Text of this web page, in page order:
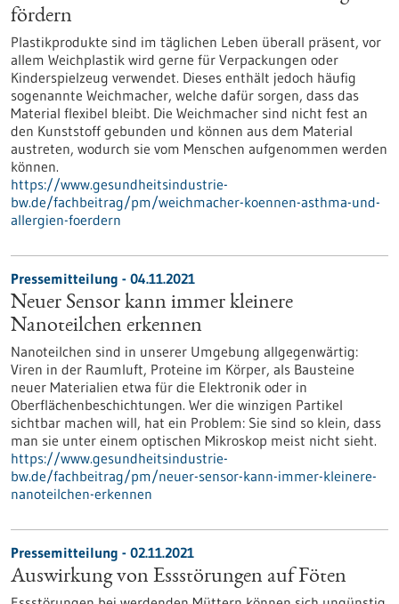
fördern
Plastikprodukte sind im täglichen Leben überall präsent, vor
allem Weichplastik wird gerne für Verpackungen oder
Kinderspielzeug verwendet. Dieses enthält jedoch häufig
sogenannte Weichmacher, welche dafür sorgen, dass das
Material flexibel bleibt. Die Weichmacher sind nicht fest an
den Kunststoff gebunden und können aus dem Material
austreten, wodurch sie vom Menschen aufgenommen werden
können.
https://www.gesundheitsindustrie-
bw.de/fachbeitrag/pm/weichmacher-koennen-asthma-und-
allergien-foerdern
Pressemitteilung - 04.11.2021
Neuer Sensor kann immer kleinere
Nanoteilchen erkennen
Nanoteilchen sind in unserer Umgebung allgegenwärtig:
Viren in der Raumluft, Proteine im Körper, als Bausteine
neuer Materialien etwa für die Elektronik oder in
Oberflächenbeschichtungen. Wer die winzigen Partikel
sichtbar machen will, hat ein Problem: Sie sind so klein, dass
man sie unter einem optischen Mikroskop meist nicht sieht.
https://www.gesundheitsindustrie-
bw.de/fachbeitrag/pm/neuer-sensor-kann-immer-kleinere-
nanoteilchen-erkennen
Pressemitteilung - 02.11.2021
Auswirkung von Essstörungen auf Föten